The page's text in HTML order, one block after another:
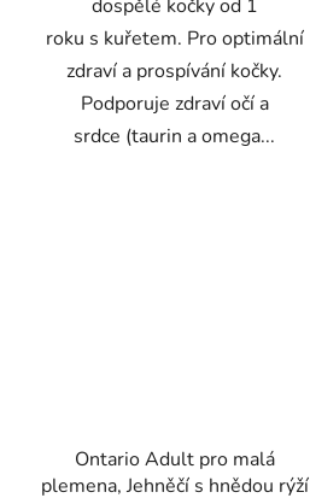
dospělé kočky od 1
roku s kuřetem. Pro optimální
zdraví a prospívání kočky.
Podporuje zdraví očí a
srdce (taurin a omega...
Ontario Adult pro malá
plemena, Jehněčí s hnědou rýží